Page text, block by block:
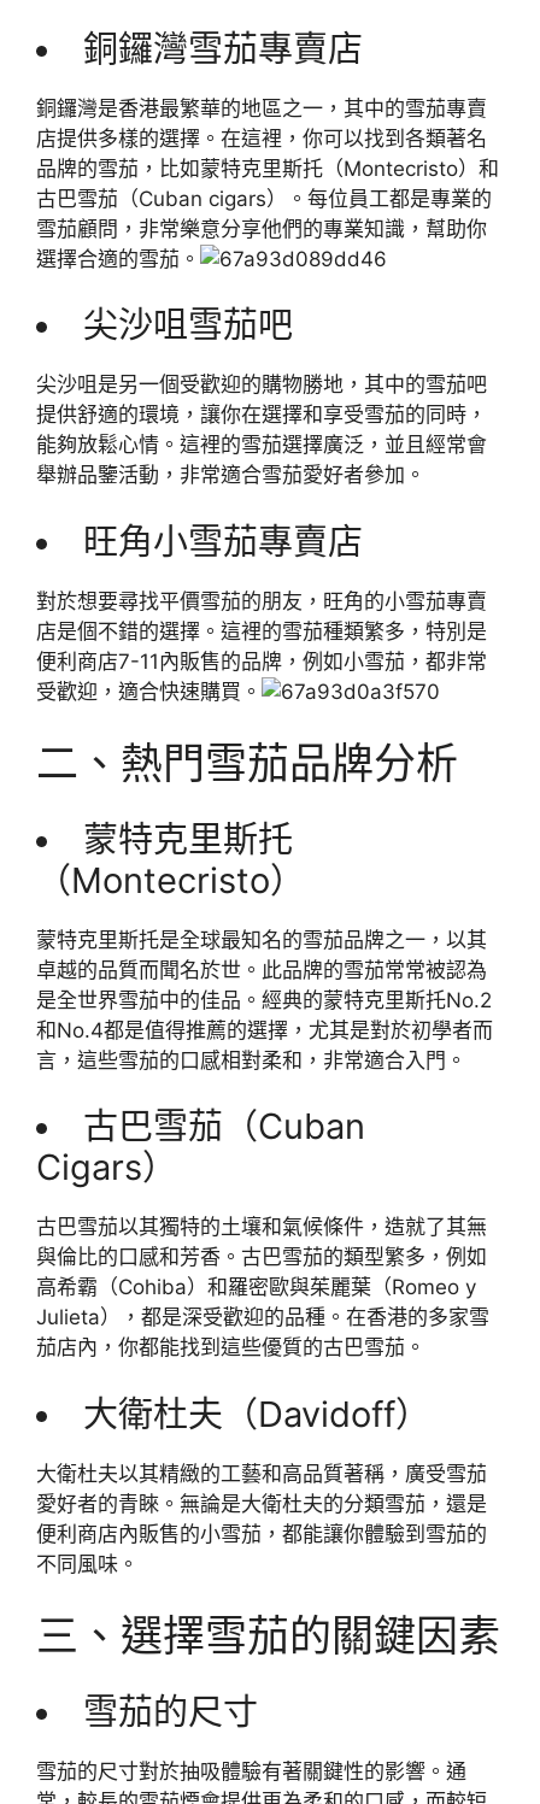
銅鑼灣雪茄專賣店
銅鑼灣是香港最繁華的地區之一，其中的雪茄專賣
店提供多樣的選擇。在這裡，你可以找到各類著名
品牌的雪茄，比如蒙特克里斯托（Montecristo）和
古巴雪茄（Cuban cigars）。每位員工都是專業的
雪茄顧問，非常樂意分享他們的專業知識，幫助你
選擇合適的雪茄。
尖沙咀雪茄吧
尖沙咀是另一個受歡迎的購物勝地，其中的雪茄吧
提供舒適的環境，讓你在選擇和享受雪茄的同時，
能夠放鬆心情。這裡的雪茄選擇廣泛，並且經常會
舉辦品鑒活動，非常適合雪茄愛好者參加。
旺角小雪茄專賣店
對於想要尋找平價雪茄的朋友，旺角的小雪茄專賣
店是個不錯的選擇。這裡的雪茄種類繁多，特別是
便利商店7-11內販售的品牌，例如小雪茄，都非常
受歡迎，適合快速購買。
二、熱門雪茄品牌分析
蒙特克里斯托
（Montecristo）
蒙特克里斯托是全球最知名的雪茄品牌之一，以其
卓越的品質而聞名於世。此品牌的雪茄常常被認為
是全世界雪茄中的佳品。經典的蒙特克里斯托No.2
和No.4都是值得推薦的選擇，尤其是對於初學者而
言，這些雪茄的口感相對柔和，非常適合入門。
古巴雪茄（Cuban
Cigars）
古巴雪茄以其獨特的土壤和氣候條件，造就了其無
與倫比的口感和芳香。古巴雪茄的類型繁多，例如
高希霸（Cohiba）和羅密歐與茱麗葉（Romeo y
Julieta），都是深受歡迎的品種。在香港的多家雪
茄店內，你都能找到這些優質的古巴雪茄。
大衛杜夫（Davidoff）
大衛杜夫以其精緻的工藝和高品質著稱，廣受雪茄
愛好者的青睞。無論是大衛杜夫的分類雪茄，還是
便利商店內販售的小雪茄，都能讓你體驗到雪茄的
不同風味。
三、選擇雪茄的關鍵因素
雪茄的尺寸
雪茄的尺寸對於抽吸體驗有著關鍵性的影響。通